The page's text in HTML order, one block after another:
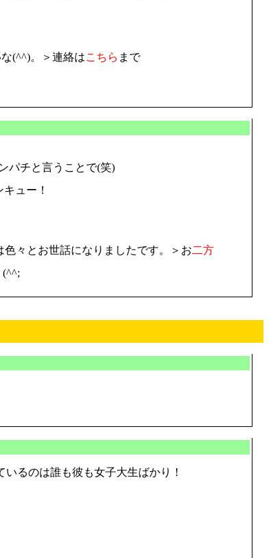
(^^)。＞連絡はこちら まで
パチと言うことで(笑)
ュー！
々とお世話になりましたです。＞お二方
(^^;
るのは誰も彼も女子大生ばかり！